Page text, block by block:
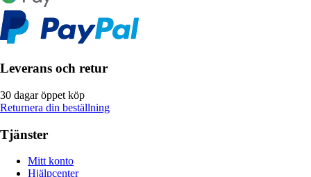
Leverans och retur
30 dagar öppet köp
Returnera din beställning
Tjänster
Mitt konto
Hjälpcenter